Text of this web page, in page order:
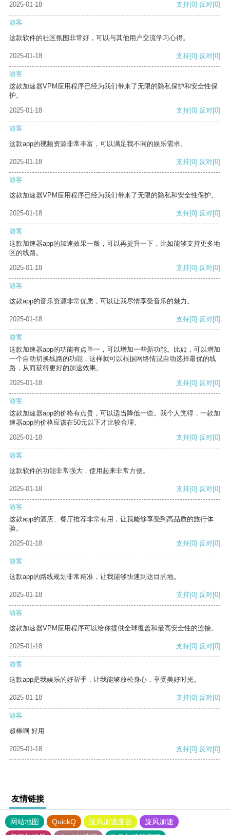
2025-01-18
支持[0] 反对[0]
游客
这款软件的社区氛围非常好，可以与其他用户交流学习心得。
2025-01-18 支持[0] 反对[0]
游客
这款加速器VPM应用程序已经为我们带来了无限的隐私保护和安全性保
护。
2025-01-18
支持[0] 反对[0]
游客
这款app的视频资源非常丰富，可以满足我不同的娱乐需求。
2025-01-18 支持[0] 反对[0]
游客
这款加速器VPM应用程序已经为我们带来了无限的隐私和安全性保护。
2025-01-18 支持[0] 反对[0]
游客
这款加速器app的加速效果一般，可以再提升一下，比如能够支持更多地
区的线路。
2025-01-18
支持[0] 反对[0]
游客
这款app的音乐资源非常优质，可以让我尽情享受音乐的魅力。
2025-01-18 支持[0] 反对[0]
游客
这款加速器app的功能有点单一，可以增加一些新功能。比如，可以增加
一个自动切换线路的功能，这样就可以根据网络情况自动选择最优的线
路，从而获得更好的加速效果。
2025-01-18
支持[0] 反对[0]
游客
这款加速器app的价格有点贵，可以适当降低一些。我个人觉得，一款加
速器app的价格应该在50元以下才比较合理。
2025-01-18
支持[0] 反对[0]
游客
这款软件的功能非常强大，使用起来非常方便。
2025-01-18 支持[0] 反对[0]
游客
这款app的酒店、餐厅推荐非常有用，让我能够享受到高品质的旅行体
验。
2025-01-18
支持[0] 反对[0]
游客
这款app的路线规划非常精准，让我能够快速到达目的地。
2025-01-18 支持[0] 反对[0]
游客
这款加速器VPM应用程序可以给你提供全球覆盖和最高安全性的连接。
2025-01-18 支持[0] 反对[0]
游客
这款app是我娱乐的好帮手，让我能够放松身心，享受美好时光。
2025-01-18 支持[0] 反对[0]
游客
超棒啊 好用
2025-01-18 支持[0] 反对[0]
友情链接
网站地图 QuickQ 旋风加速度器
旋风加速